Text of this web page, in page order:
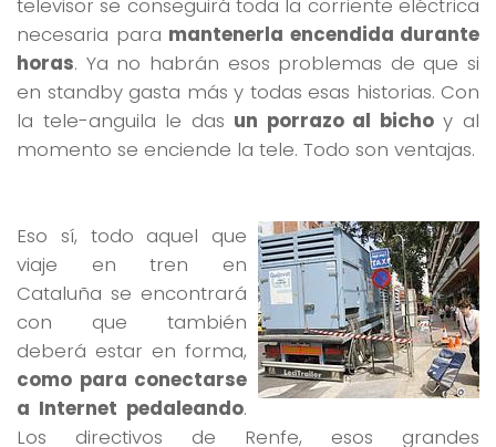
necesaria para mantenerla encendida durante
horas. Ya no habrán esos problemas de que si
en standby gasta más y todas esas historias. Con
la tele-anguila le das un porrazo al bichoy al
momento se enciende la tele. Todo son ventajas.
Eso sí, todo aquel que
viaje en tren en
Cataluña se encontrará
con que también
deberá estar en forma,
como para conectarse
a Internet pedaleando.
Los directivos de Renfe, esos grandes